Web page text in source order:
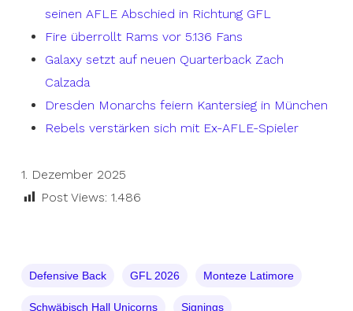
seinen AFLE Abschied in Richtung GFL
Fire überrollt Rams vor 5.136 Fans
Galaxy setzt auf neuen Quarterback Zach
Calzada
Dresden Monarchs feiern Kantersieg in München
Rebels verstärken sich mit Ex-AFLE-Spieler
1. Dezember 2025
Post Views: 1.486
Defensive Back GFL 2026 Monteze Latimore
Schwäbisch Hall Unicorns Signings